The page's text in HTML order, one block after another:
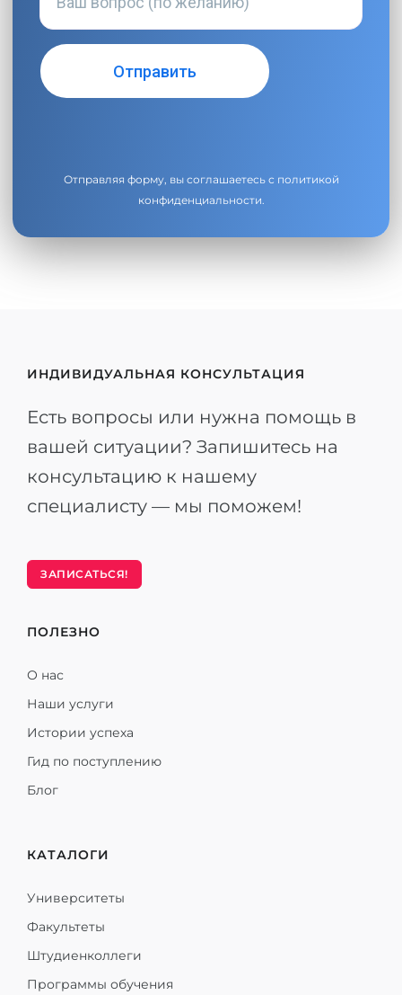
Отправляя форму, вы соглашаетесь с политикой
конфиденциальности.
ИНДИВИДУАЛЬНАЯ КОНСУЛЬТАЦИЯ
Есть вопросы или нужна помощь в
вашей ситуации? Запишитесь на
консультацию к нашему
специалисту — мы поможем!
ЗАПИСАТЬСЯ!
ПОЛЕЗНО
О нас
Наши услуги
Истории успеха
Гид по поступлению
Блог
КАТАЛОГИ
Университеты
Факультеты
Штудиенколлеги
Программы обучения